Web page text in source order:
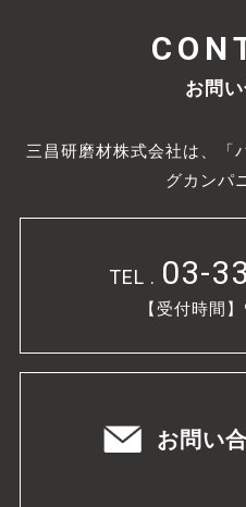
お問
三昌研磨材株式会社は、「
グカンパ
TEL . 03-
【受付時間
お問い